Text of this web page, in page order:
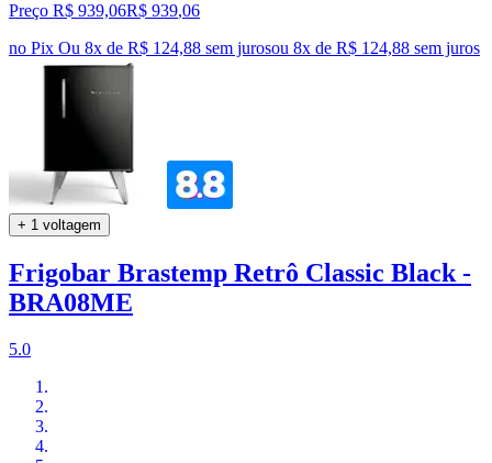
Preço R$ 939,06R$ 939,06
no Pix Ou 8x de R$ 124,88 sem jurosou 8x de R$ 124,88 sem juros
+ 1 voltagem
Frigobar Brastemp Retrô Classic Black -
BRA08ME
5.0